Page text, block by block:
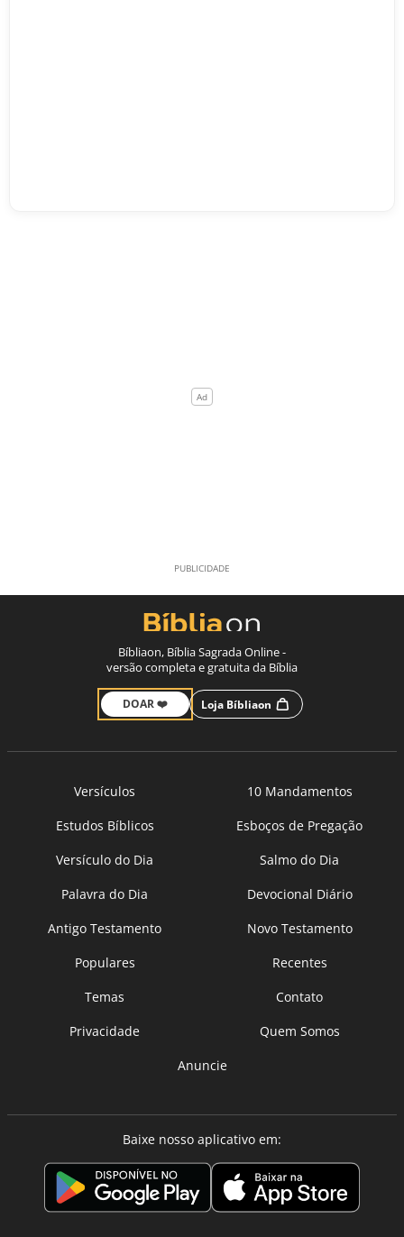
Bíbliaon, Bíblia Sagrada Online -
versão completa e gratuita da Bíblia
DOAR ❤️ Loja Bíbliaon
Versículos
10 Mandamentos
Estudos Bíblicos
Esboços de Pregação
Versículo do Dia
Salmo do Dia
Palavra do Dia
Devocional Diário
Antigo Testamento
Novo Testamento
Populares
Recentes
Temas
Contato
Privacidade
Quem Somos
Anuncie
Baixe nosso aplicativo em: